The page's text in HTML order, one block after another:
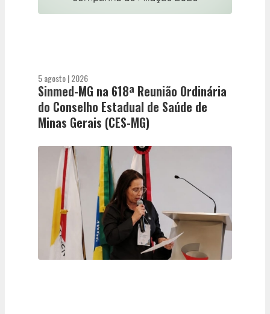
5 agosto | 2026
Sinmed-MG na 618ª Reunião Ordinária
do Conselho Estadual de Saúde de
Minas Gerais (CES-MG)